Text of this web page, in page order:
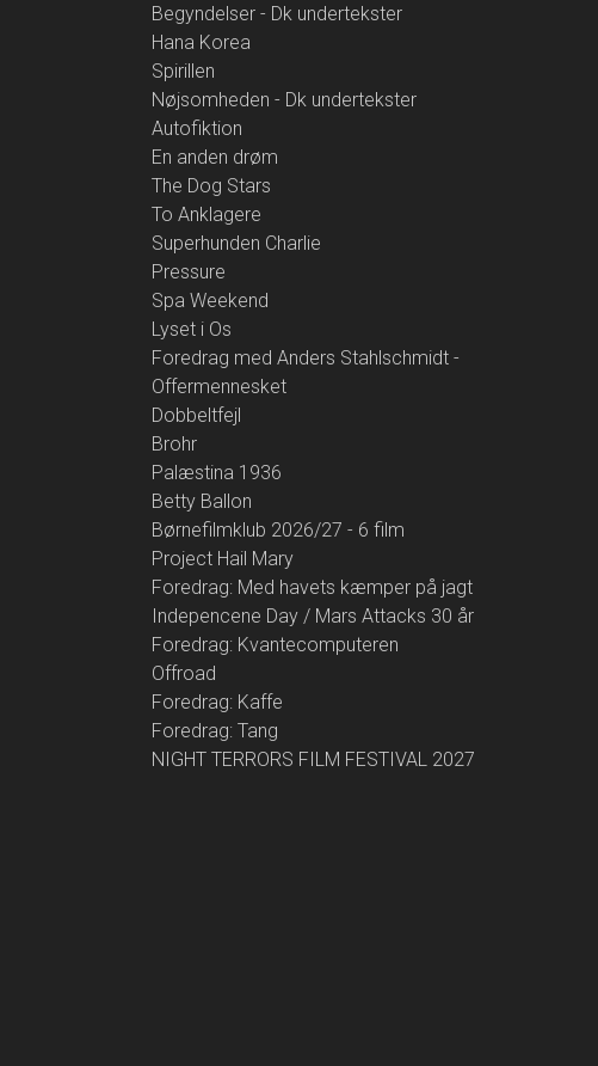
Begyndelser - Dk undertekster
Hana Korea
Spirillen
Nøjsomheden - Dk undertekster
Autofiktion
En anden drøm
The Dog Stars
To Anklagere
Superhunden Charlie
Pressure
Spa Weekend
Lyset i Os
Foredrag med Anders Stahlschmidt -
Offermennesket
Dobbeltfejl
Brohr
Palæstina 1936
Betty Ballon
Børnefilmklub 2026/27 - 6 film
Project Hail Mary
Foredrag: Med havets kæmper på jagt
Indepencene Day / Mars Attacks 30 år
Foredrag: Kvantecomputeren
Offroad
Foredrag: Kaffe
Foredrag: Tang
NIGHT TERRORS FILM FESTIVAL 2027